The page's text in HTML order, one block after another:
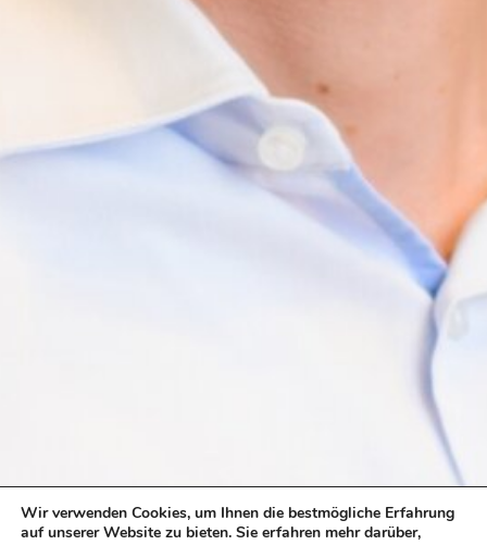
Wir verwenden Cookies, um Ihnen die bestmögliche Erfahrung
auf unserer Website zu bieten. Sie erfahren mehr darüber,